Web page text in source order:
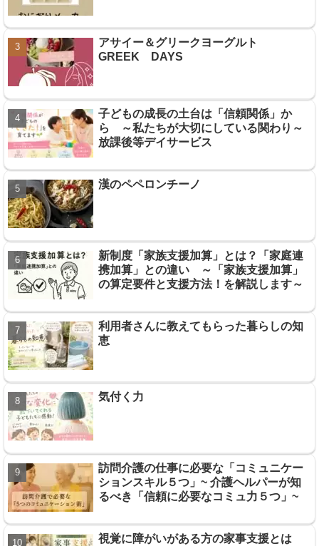
アサイー＆グリークヨーグルト
GREEK DAYS
子どもの成長の土台は「信頼関係」か
ら ～私たちが大切にしている関わり～
放課後等デイサービス
漢のペペロンチーノ
新制度「家族支援加算」とは？「家庭連
携加算」との違い ～「家族支援加算」
の算定要件と支援方法！を解説します～
利用者さんに教えてもらった暮らしの知
恵
気付く力
訪問介護の仕事に必要な「コミュニケー
ションスキル５つ」~ 介護ヘルパーが知
るべき「信頼に必要なコミュ力５つ」~
視覚に障がいがある方の家事支援とは